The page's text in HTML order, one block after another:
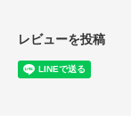
レビューを投稿